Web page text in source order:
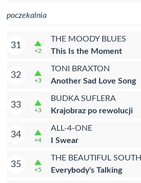
poczekalnia
31
+2
THE MOODY BLUES
This Is the Moment
32
+3
TONI BRAXTON
Another Sad Love Song
33
+3
BUDKA SUFLERA
Krajobraz po rewolucji
34
+4
ALL-4-ONE
I Swear
35
+5
THE BEAUTIFUL SOUTH
Everybody's Talking